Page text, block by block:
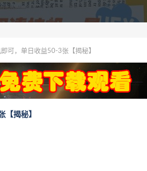
可，单日收益50-3张【揭秘】
【揭秘】